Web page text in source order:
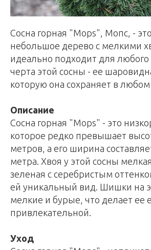
Сосна горная "Mops", Мопс, -
небольшое дерево с мелкими
идеально подходит для любого
черта этой сосны - ее
которую она сохраняет в любом
Описание
Сосна горная "Mops" - это
которое редко превышает
метров, а его ширина
метра. Хвоя у этой сосны
зеленая с серебристым
ей уникальный вид. Шишки на
мелкие и бурые, что делает ее
привлекательной.
Уход